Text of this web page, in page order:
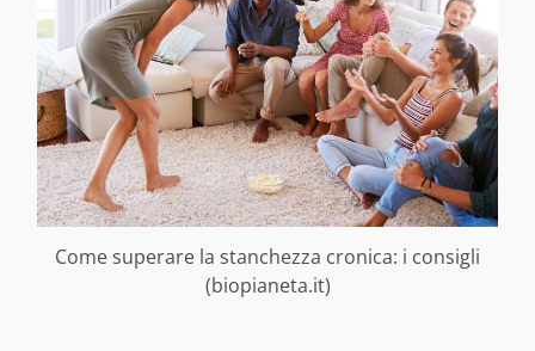
Come superare la stanchezza cronica: i consigli
(biopianeta.it)